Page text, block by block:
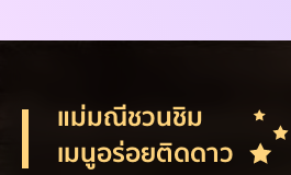
แม่มณีชวนชิม
เมนูอร่อยติดดาว